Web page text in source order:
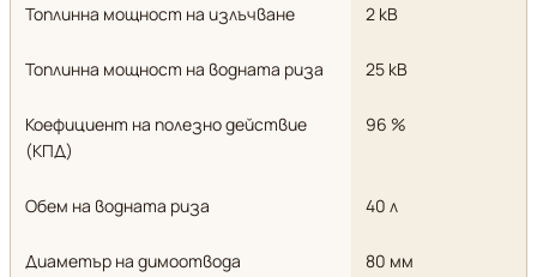
Топлинна мощност на излъчване 2 кВ
Топлинна мощност на водната риза 25 кВ
Коефициент на полезно действие
(КПД)
96 %
Обем на водната риза 40 л
Диаметър на димоотвода 80 мм